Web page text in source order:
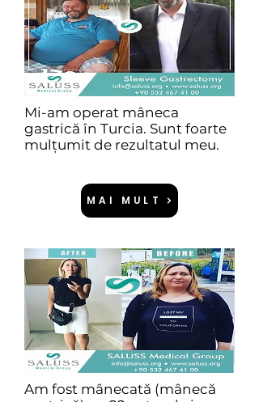
Mi-am operat mâneca
gastrică în Turcia. Sunt foarte
mulțumit de rezultatul meu.
MAI MULT
Am fost mânecată (mânecă